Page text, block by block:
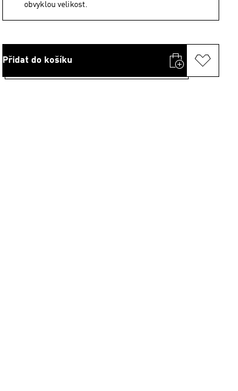
obvyklou velikost.
Přidat do košíku